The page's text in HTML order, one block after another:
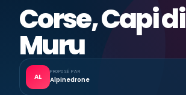
Corse, Capi di
Muru
AL
PROPOSÉ PAR
Alpinedrone